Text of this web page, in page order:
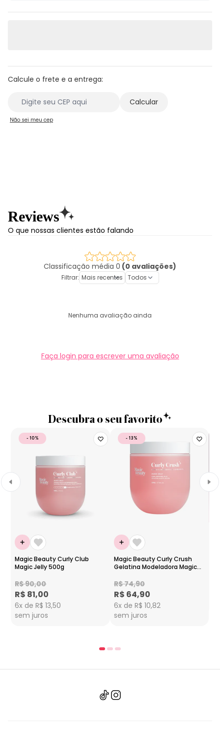
Calcule o frete e a entrega:
Não sei meu cep
Reviews
O que nossas clientes estão falando
Classificação média 0 (0 avaliações)
Filtrar:
Nenhuma avaliação ainda
Faça login para escrever uma avaliação
Descubra o seu favorito
Magic Beauty Curly Club
Magic Jelly 500g
R$ 90,00
R$ 81,00
6x de R$ 13,50
sem juros
- 10%
Magic Beauty Curly Crush
Gelatina Modeladora Magic
R$ 74,90
R$ 64,90
6x de R$ 10,82
sem juros
- 13%